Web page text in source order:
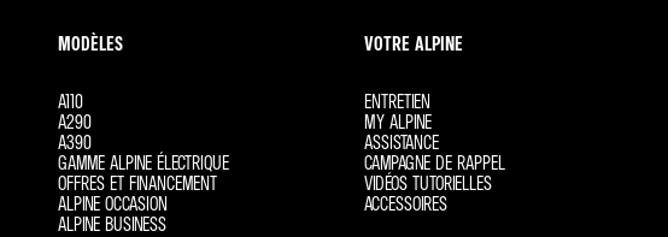
MODÈLES
A110
A290
A390
GAMME ALPINE ÉLECTRIQUE
OFFRES ET FINANCEMENT
ALPINE OCCASION
ALPINE BUSINESS
VOTRE ALPINE
ENTRETIEN
MY ALPINE
ASSISTANCE
CAMPAGNE DE RAPPEL
VIDÉOS TUTORIELLES
ACCESSOIRES